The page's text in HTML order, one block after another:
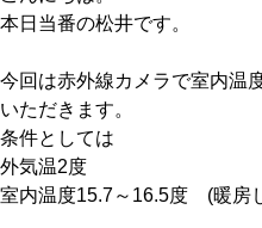
本日当番の松井です。
今回は赤外線カメラで室内温
いただきます。
条件としては
外気温2度
室内温度15.7～16.5度 (暖房